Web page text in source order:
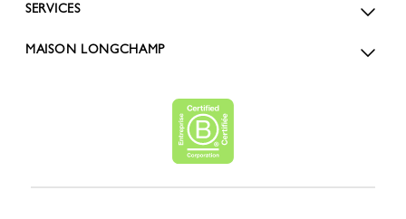
SERVICES
MAISON LONGCHAMP